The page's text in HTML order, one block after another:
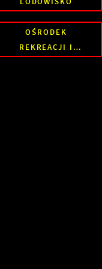
OŚRODEK
REKREACJI I